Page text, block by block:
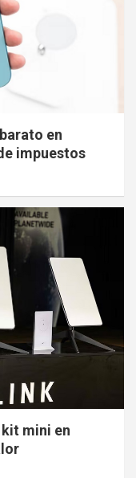
en
impuestos
mini en